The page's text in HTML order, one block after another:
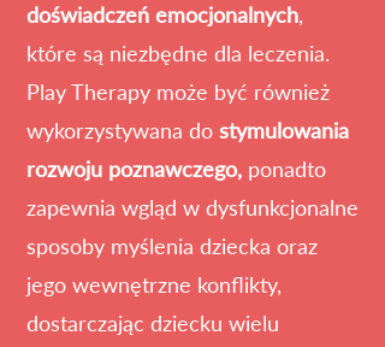
doświadczeń emocjonalnych,
które są niezbędne dla leczenia.
Play Therapy może być również
wykorzystywana do stymulowania
rozwoju poznawczego, ponadto
zapewnia wgląd w dysfunkcjonalne
sposoby myślenia dziecka oraz
jego wewnętrzne konflikty,
dostarczając dziecku wielu